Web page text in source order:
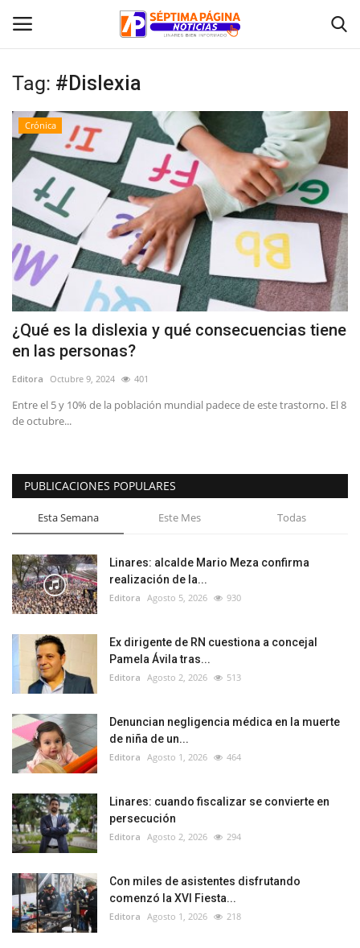
Inicio
Crónica
Policial
Tribunales
Deporte
Política
Espectáculos
Tag: #Dislexia
Crónica
¿Qué es la dislexia y qué consecuencias tiene
en las personas?
Editora Octubre 9, 2024 401
Entre el 5 y 10% de la población mundial padece de este trastorno. El 8
de octubre...
PUBLICACIONES POPULARES
Esta Semana Este Mes Todas
Linares: alcalde Mario Meza confirma
realización de la...
Editora Agosto 5, 2026 930
Ex dirigente de RN cuestiona a concejal
Pamela Ávila tras...
Editora Agosto 2, 2026 513
Denuncian negligencia médica en la muerte
de niña de un...
Editora Agosto 1, 2026 464
Linares: cuando fiscalizar se convierte en
persecución
Editora Agosto 2, 2026 294
Con miles de asistentes disfrutando
comenzó la XVI Fiesta...
Editora Agosto 1, 2026 218